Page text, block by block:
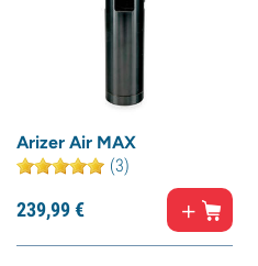
Arizer Air MAX
(3)
239,99€